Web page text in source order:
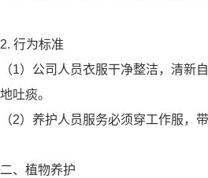
2. 行为标准
（1）公司人员衣服干净整洁，清新
地吐痰。
（2）养护人员服务必须穿工作服，带
二、植物养护